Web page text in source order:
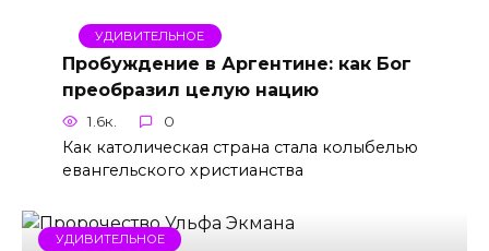
УДИВИТЕЛЬНОЕ
Пробуждение в Аргентине: как Бог
преобразил целую нацию
1.6к. 0
Как католическая страна стала колыбелью
евангельского христианства
УДИВИТЕЛЬНОЕ